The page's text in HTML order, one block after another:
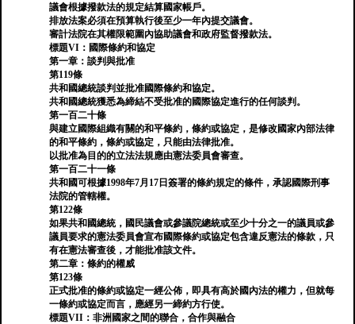
議會根據撥款法的規定結算國家帳戶。
排放法案必須在預算執行後至少一年內提交議會。
審計法院在其權限範圍內協助議會和政府監督撥款法。
標題VI：國際條約和協定
第一章：談判與批准
第119條
共和國總統談判並批准國際條約和協定。
共和國總統獲悉為締結不受批准的國際協定進行的任何談判。
第一百二十條
與建立國際組織有關的和平條約，條約或協定，是修改國家內部法律
的和平條約，條約或協定，只能由法律批准。
以批准為目的的立法法規應由憲法委員會審查。
第一百二十一條
共和國可根據1998年7月17日簽署的條約規定的條件，承認國際刑事
法院的管轄權。
第122條
如果共和國總統，國民議會或參議院總統或至少十分之一的議員或參
議員要求的憲法委員會宣布國際條約或協定包含違反憲法的條款，只
有在憲法審查後，才能批准該文件。
第二章：條約的權威
第123條
正式批准的條約或協定一經公佈，即具有高於國內法的權力，但就每
一條約或協定而言，應經另一締約方行使。
標題VII：非洲國家之間的聯合，合作與融合